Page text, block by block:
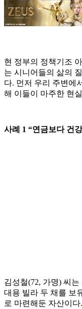
현 정부의 정책기조
는 시니어들의 삶의
다. 먼저 우리 주변에
해 이들이 마주한 현
사례 1 “연금보다 건
김성철(72, 가명) 씨
대용 빌라 두 채를 보
로 마련해둔 자산이